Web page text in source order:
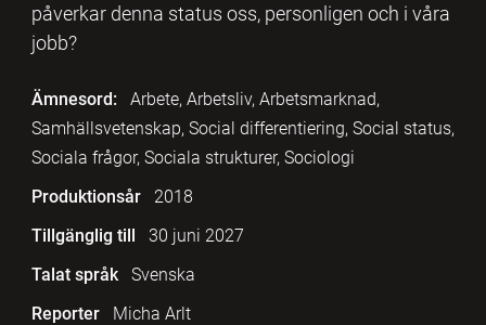
påverkar denna status oss, personligen och i våra
jobb?
Ämnesord:
Arbete, Arbetsliv, Arbetsmarknad,
Samhällsvetenskap, Social differentiering, Social status,
Sociala frågor, Sociala strukturer, Sociologi
Produktionsår
2018
Tillgänglig till
30 juni 2027
Talat språk
Svenska
Reporter
Micha Arlt